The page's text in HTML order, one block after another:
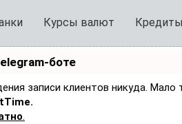
Курсы валют Кредиты
боте
записи клиентов никуда.
.